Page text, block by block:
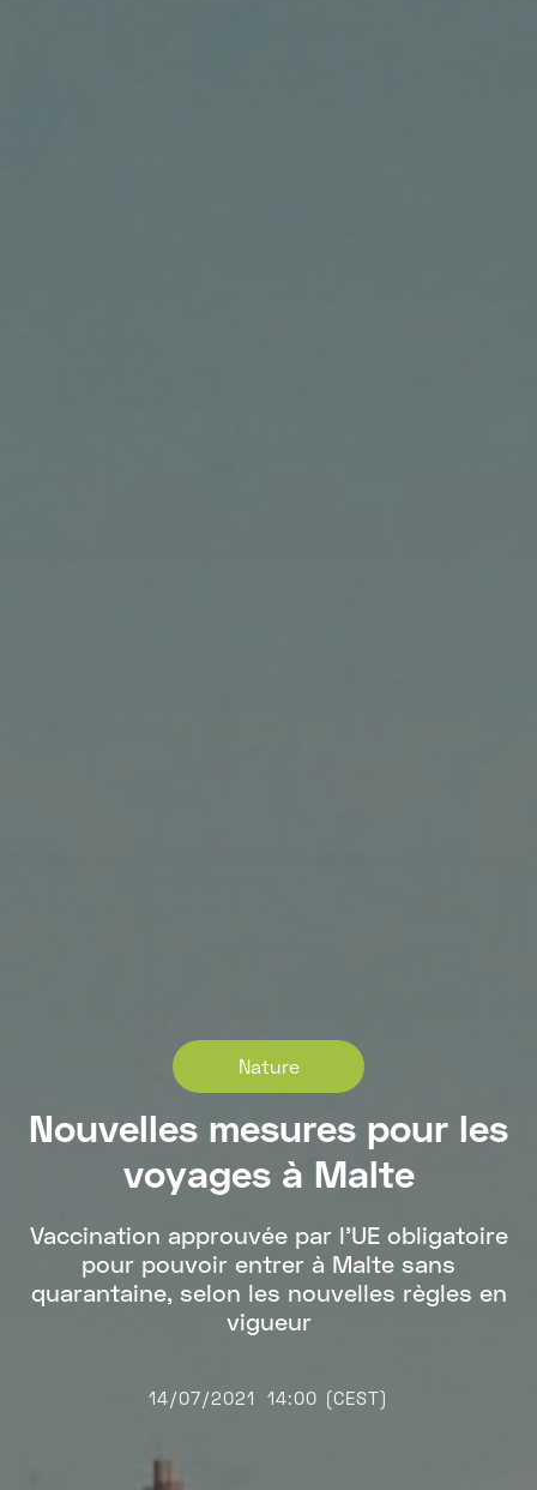
Nature
Nouvelles mesures pour les
voyages à Malte
Vaccination approuvée par l'UE obligatoire
pour pouvoir entrer à Malte sans
quarantaine, selon les nouvelles règles en
vigueur
14/07/2021 14:00 (CEST)